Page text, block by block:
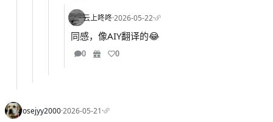
云上咚咚·2026-05-22·
同感，像AIY翻译的😂
0 0
rosejyy2000·2026-05-21·